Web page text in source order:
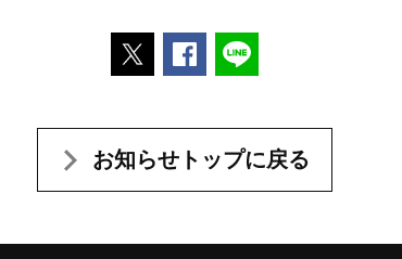
ポストするFacebookでシェアする
お知らせトップに戻る